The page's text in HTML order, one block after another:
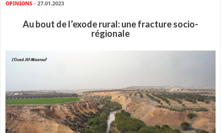
OPINIONS - 27.01.2023
Au bout de l’exode rural: une fracture socio-
régionale